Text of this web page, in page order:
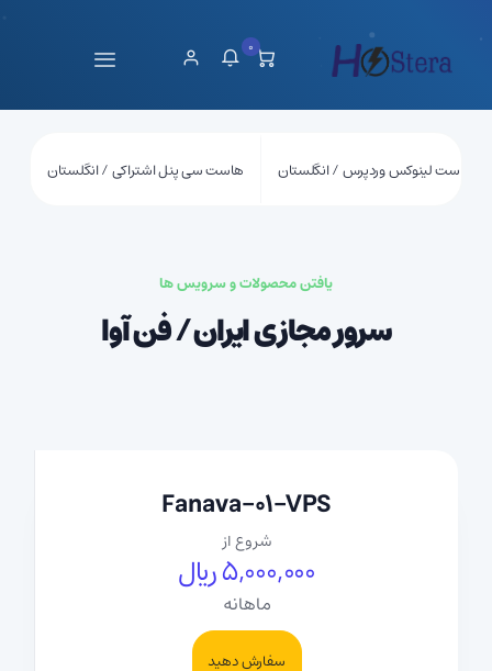
0
هاست سی پنل اشتراکی / انگلستان هاست لینوکس وردپرس / انگلستان
یافتن محصولات و سرویس ها
سرور مجازی ایران / فن آوا
Fanava-01-VPS
شروع از
5,000,000 ریال
ماهانه
سفارش دهید